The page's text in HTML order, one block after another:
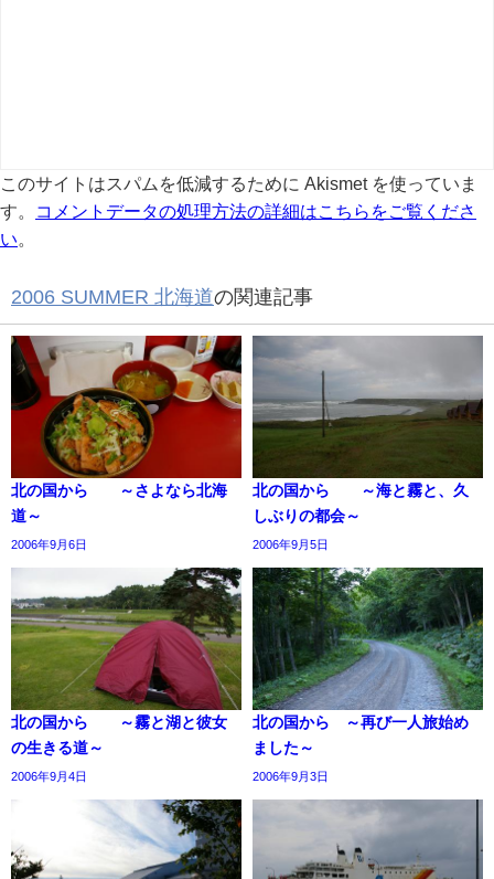
このサイトはスパムを低減するために Akismet を使っていま
す。
コメントデータの処理方法の詳細はこちらをご覧くださ
い
2006 SUMMER 北海道の関連記事
北の国から ～さよなら北海
道～
2006年9月6日
北の国から ～海と霧と、久
しぶりの都会～
2006年9月5日
北の国から ～霧と湖と彼女
の生きる道～
2006年9月4日
北の国から ～再び一人旅始め
ました～
2006年9月3日